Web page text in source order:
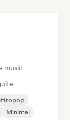
music
Minimal